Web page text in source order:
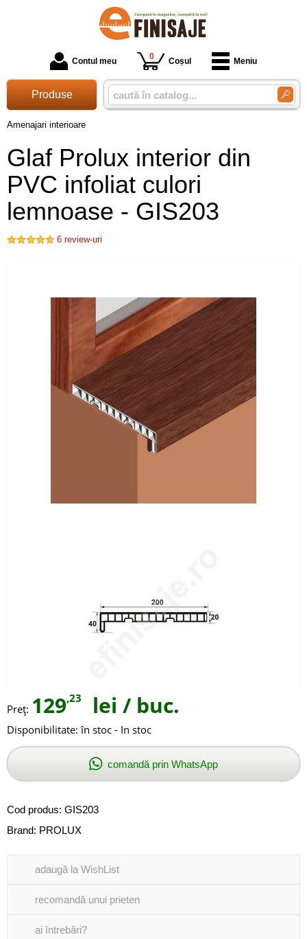
Contul meu 0 Coșul Meniu
Produse
Amenajari interioare
Glaf Prolux interior din
PVC infoliat culori
lemnoase - GIS203
6 review-uri
Preţ: 129,23 lei / buc.
Disponibilitate: în stoc - In stoc
comandă prin WhatsApp
Cod produs: GIS203
Brand: PROLUX
adaugă la WishList
recomandă unui prieten
ai întrebări?